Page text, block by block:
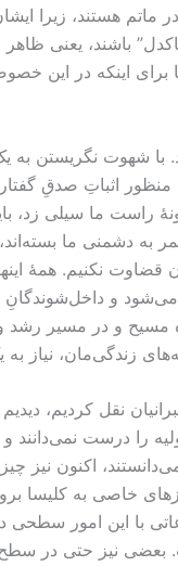
ماتم هستند، زیرا
باشند، یعنی
اینکه در این
شهوت نگريستن به
اثباتِ صدقِ گفتار،
راست ما سیلی زد،
به دشمنی ما
قضاوت نکنیم. همۀ
و
(انجیل متی ۷:‏۱۳-‏۱۴). بله، قدم
زندگی‌مان، نیاز به
نقل کردیم، دیدیم
را درست
اکنون نیز
خاصی به کلیسا
با این امور سطحی
نیز حتی در